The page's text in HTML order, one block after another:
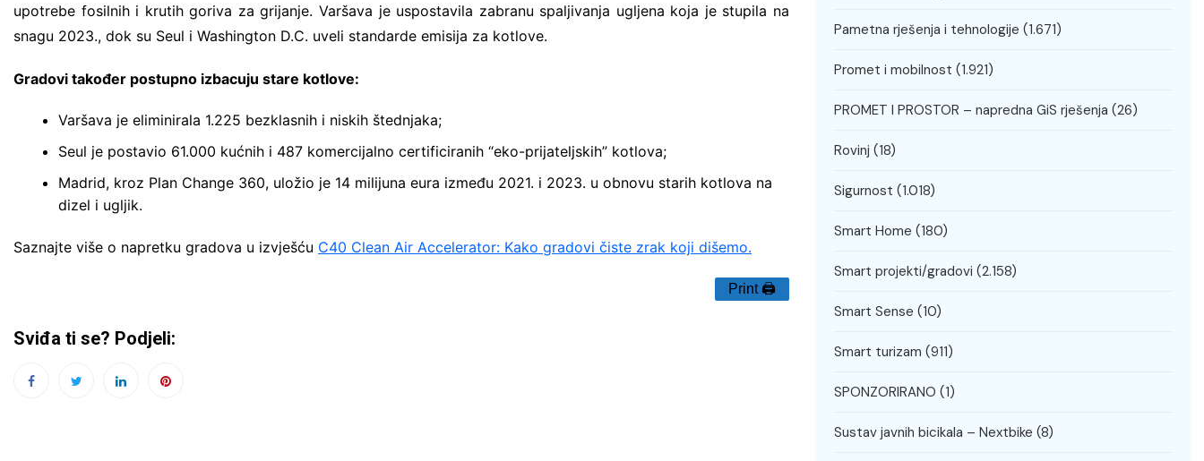
upotrebe fosilnih i krutih goriva za grijanje. Varšava je uspostavila zabranu spaljivanja ugljena koja je stupila na
snagu 2023., dok su Seul i Washington D.C. uveli standarde emisija za kotlove.
Gradovi također postupno izbacuju stare kotlove:
Varšava je eliminirala 1.225 bezklasnih i niskih štednjaka;
Seul je postavio 61.000 kućnih i 487 komercijalno certificiranih “eko-prijateljskih” kotlova;
Madrid, kroz Plan Change 360, uložio je 14 milijuna eura između 2021. i 2023. u obnovu starih kotlova na
dizel i ugljik.
Saznajte više o napretku gradova u izvješću C40 Clean Air Accelerator: Kako gradovi čiste zrak koji dišemo.
Print 🖨
Sviđa ti se? Podjeli:
Pametna rješenja i tehnologije (1.671)
Promet i mobilnost (1.921)
PROMET I PROSTOR – napredna GiS rješenja (26)
Rovinj (18)
Sigurnost (1.018)
Smart Home (180)
Smart projekti/gradovi (2.158)
Smart Sense (10)
Smart turizam (911)
SPONZORIRANO (1)
Sustav javnih bicikala – Nextbike (8)